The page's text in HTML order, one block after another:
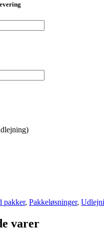
pakker, Pakkeløsninger,
varer